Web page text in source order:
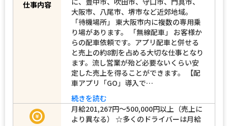
仕事内容
大阪市、八尾市、堺市など近郊地域。
「待機場所」 東大阪市内に複数の専用乗
り場があります。 「無線配車」 お客様か
らの配車依頼です。アプリ配車と併せる
と売上の約8割を占める大切な仕事となり
ます。流し営業が殆ど必要ないくらい安
定した売上を得ることができます。 【配
車アプリ「GO」導入で…
続きを読む
月給201,267円～500,000円以上（売上に
より異なる） ☆多くのドライバーは月給